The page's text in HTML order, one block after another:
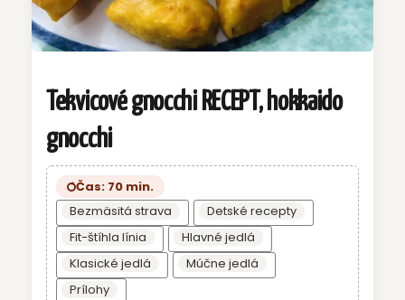
Tekvicové gnocchi RECEPT, hokkaido
gnocchi
Čas: 70 min.
Bezmäsitá strava
Detské recepty
Fit-štíhla línia
Hlavné jedlá
Klasické jedlá
Múčne jedlá
Prílohy